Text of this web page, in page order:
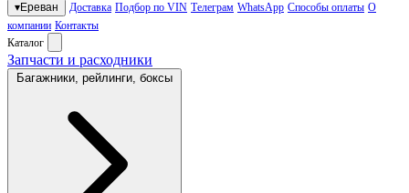
▾Ереван Доставка Подбор по VIN Телеграм WhatsApp Способы оплаты О
компании Контакты
Каталог
Запчасти и расходники
Багажники, рейлинги, боксы